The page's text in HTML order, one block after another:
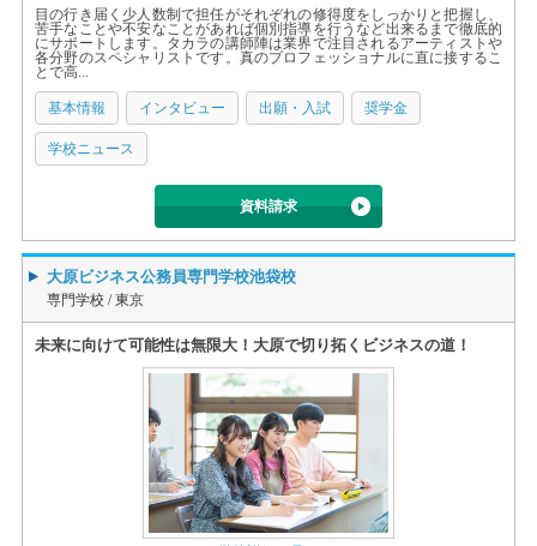
目の行き届く少人数制で担任がそれぞれの修得度をしっかりと把握し、
苦手なことや不安なことがあれば個別指導を行うなど出来るまで徹底的
にサポートします。タカラの講師陣は業界で注目されるアーティストや
各分野のスペシャリストです。真のプロフェッショナルに直に接するこ
とで高...
基本情報 インタビュー 出願・入試 奨学金
学校ニュース
資料請求
大原ビジネス公務員専門学校池袋校
専門学校 /東京
未来に向けて可能性は無限大！大原で切り拓くビジネスの道！